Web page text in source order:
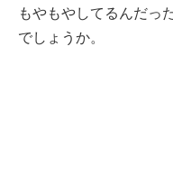
もやもやしてるんだっ
でしょうか。